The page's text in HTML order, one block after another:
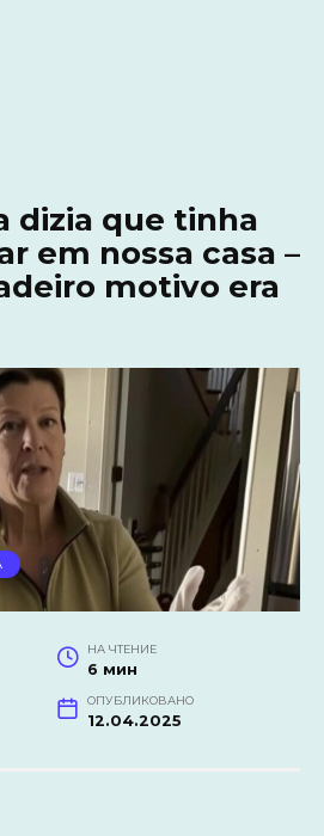
dizia que tinha
em nossa casa –
motivo era
НА ЧТЕНИЕ
6 мин
ОПУБЛИКОВАНО
12.04.2025